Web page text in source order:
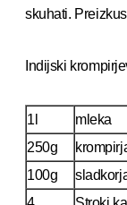
skuhati.
Indijski
1l
mleka
250g
100g